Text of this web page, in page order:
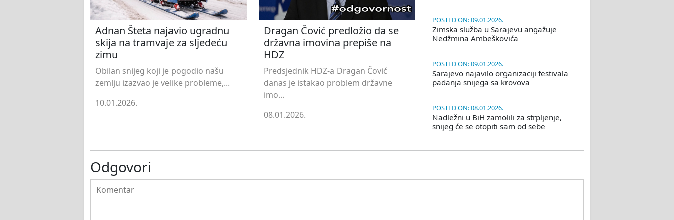
Adnan Šteta najavio ugradnu
skija na tramvaje za sljedeću
zimu
Obilan snijeg koji je pogodio našu
zemlju izazvao je velike probleme,...
10.01.2026.
Dragan Čović predložio da se
državna imovina prepiše na
HDZ
Predsjednik HDZ-a Dragan Čović
danas je istakao problem državne
imo...
08.01.2026.
POSTED ON: 09.01.2026.
Zimska služba u Sarajevu angažuje
Nedžmina Ambeškovića
POSTED ON: 09.01.2026.
Sarajevo najavilo organizaciji festivala
padanja snijega sa krovova
POSTED ON: 08.01.2026.
Nadležni u BiH zamolili za strpljenje,
snijeg će se otopiti sam od sebe
Odgovori